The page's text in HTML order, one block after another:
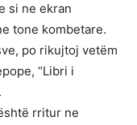
si ne ekran
tone kombetare.
po rikujtoj vetëm
“Libri i
rritur ne